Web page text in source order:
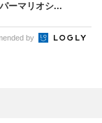
ーマリオシ...
by